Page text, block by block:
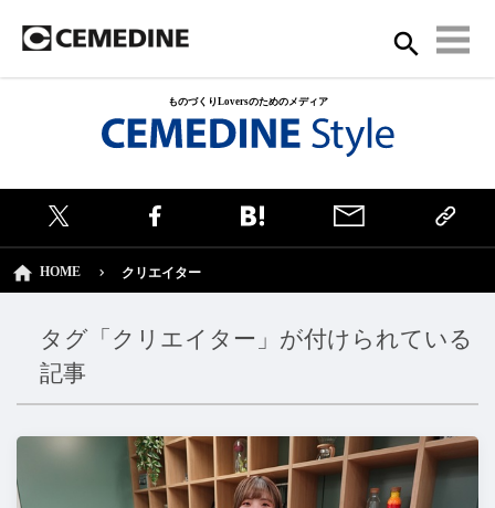
ものづくりLoversのためのメディア
HOME クリエイター
タグ「クリエイター」が付けられている
記事